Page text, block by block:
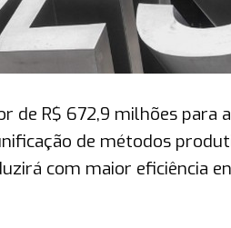
de R$ 672,9 milhões para
de métodos
com maior eficiência